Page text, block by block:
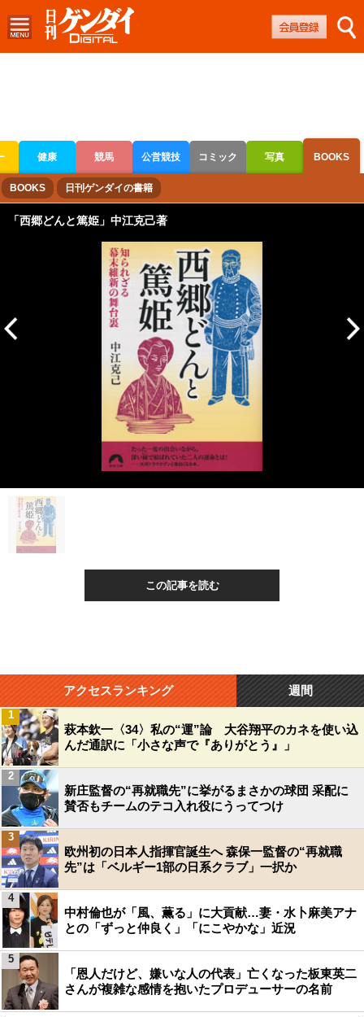
健康 競馬 公営競技 コミック 写真 BOOKS
ボートレース 競輪 オートレース
BOOKS 日刊ゲンダイの書籍
「西郷どんと篤姫」中江克己著
この記事を読む
アクセスランキング 週間
萩本欽一〈34〉私の“運”論 大谷翔平のカネを使い込
んだ通訳に「小さな声で『ありがとう』」
1
新庄監督の“再就職先”に挙がるまさかの球団 采配に
賛否もチームのテコ入れ役にうってつけ
2
欧州初の日本人指揮官誕生へ 森保一監督の“再就職
先”は「ベルギー1部の日系クラブ」一択か
3
中村倫也が「風、薫る」に大貢献…妻・水卜麻美アナ
との「ずっと仲良く」「にこやかな」近況
4
「恩人だけど、嫌いな人の代表」亡くなった板東英二
さんが複雑な感情を抱いたプロデューサーの名前
5